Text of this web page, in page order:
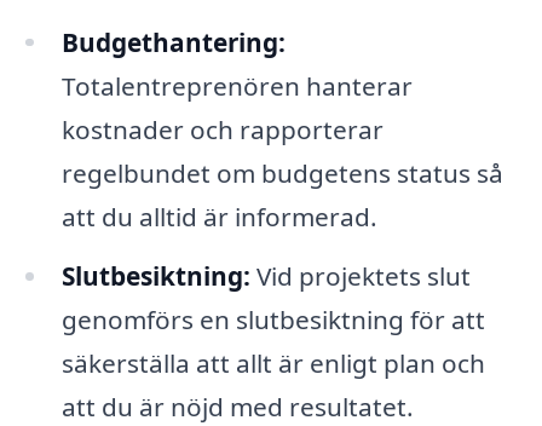
Budgethantering:
Totalentreprenören hanterar
kostnader och rapporterar
regelbundet om budgetens status så
att du alltid är informerad.
Slutbesiktning: Vid projektets slut
genomförs en slutbesiktning för att
säkerställa att allt är enligt plan och
att du är nöjd med resultatet.